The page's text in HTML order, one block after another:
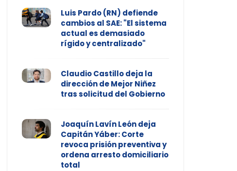
Luis Pardo (RN) defiende
cambios al SAE: "El sistema
actual es demasiado
rígido y centralizado"
Claudio Castillo deja la
dirección de Mejor Niñez
tras solicitud del Gobierno
Joaquín Lavín León deja
Capitán Yáber: Corte
revoca prisión preventiva y
ordena arresto domiciliario
total